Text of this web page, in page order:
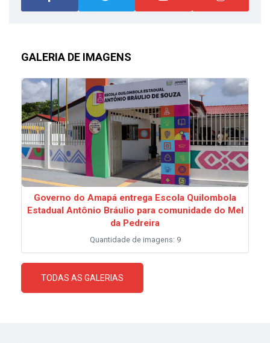
GALERIA DE IMAGENS
Governo do Amapá entrega Escola Quilombola
Estadual Antônio Bráulio para comunidade do Mel
da Pedreira
Quantidade de imagens: 9
TODAS AS GALERIAS